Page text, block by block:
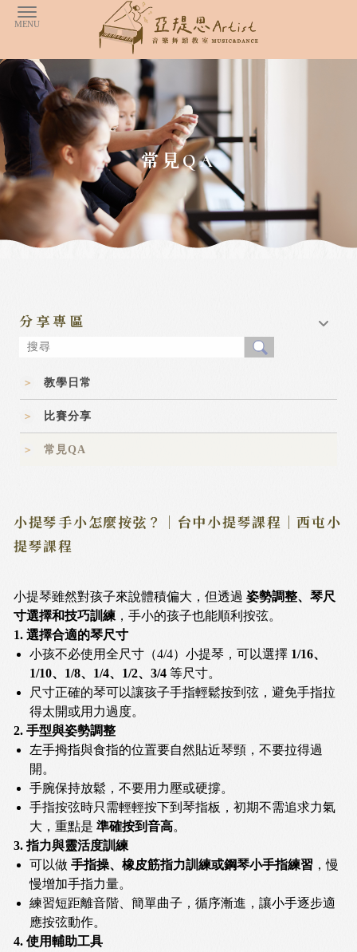
常見QA
分享專區
教學日常
比賽分享
常見QA
小提琴手小怎麼按弦？｜台中小提琴課程｜西屯小
提琴課程
小提琴雖然對孩子來說體積偏大，但透過 姿勢調整、琴尺
寸選擇和技巧訓練 ，手小的孩子也能順利按弦。
1. 選擇合適的琴尺寸
小孩不必使用全尺寸（4/4）小提琴，可以選擇 1/16、
1/10、1/8、1/4、1/2、3/4 等尺寸。
尺寸正確的琴可以讓孩子手指輕鬆按到弦，避免手指拉
得太開或用力過度。
2. 手型與姿勢調整
左手拇指與食指的位置要自然貼近琴頸，不要拉得過
開。
手腕保持放鬆，不要用力壓或硬撐。
手指按弦時只需輕輕按下到琴指板，初期不需追求力氣
大，重點是 準確按到音高。
3. 指力與靈活度訓練
可以做 手指操、橡皮筋指力訓練或鋼琴小手指練習 ，慢
慢增加手指力量。
練習短距離音階、簡單曲子，循序漸進，讓小手逐步適
應按弦動作。
4. 使用輔助工具